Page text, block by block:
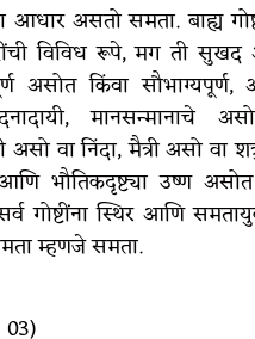
आधार असतो समता. बाह्य
विविध रूपे, मग ती सुखद
असोत किंवा सौभाग्यपूर्ण,
मानसन्मानाचे
असो वा निंदा, मैत्री असो वा
भौतिकदृष्ट्या उष्ण
गोष्टींना स्थिर आणि
म्हणजे समता.
03)